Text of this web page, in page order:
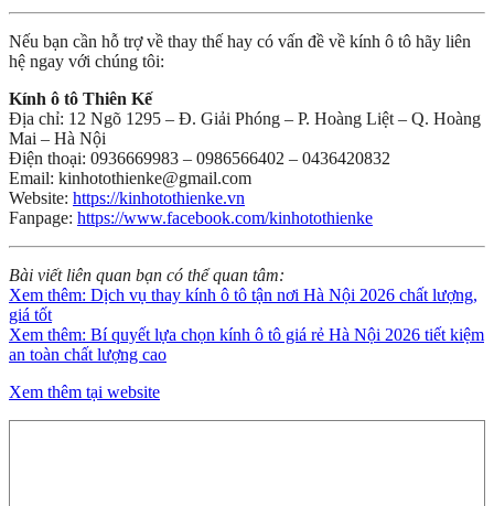
Nếu bạn cần hỗ trợ về thay thế hay có vấn đề về kính ô tô hãy liên
hệ ngay với chúng tôi:
Kính ô tô Thiên Kế
Địa chỉ: 12 Ngõ 1295 – Đ. Giải Phóng – P. Hoàng Liệt – Q. Hoàng
Mai – Hà Nội
Điện thoại: 0936669983 – 0986566402 – 0436420832
Email: kinhotothienke@gmail.com
Website: https://kinhotothienke.vn
Fanpage: https://www.facebook.com/kinhotothienke
Bài viết liên quan bạn có thể quan tâm:
Xem thêm: Dịch vụ thay kính ô tô tận nơi Hà Nội 2026 chất lượng,
giá tốt
Xem thêm: Bí quyết lựa chọn kính ô tô giá rẻ Hà Nội 2026 tiết kiệm
an toàn chất lượng cao
Xem thêm tại website